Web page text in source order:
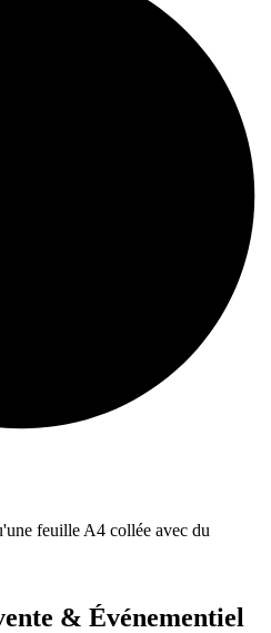
feuille A4 collée avec du
& Événementiel